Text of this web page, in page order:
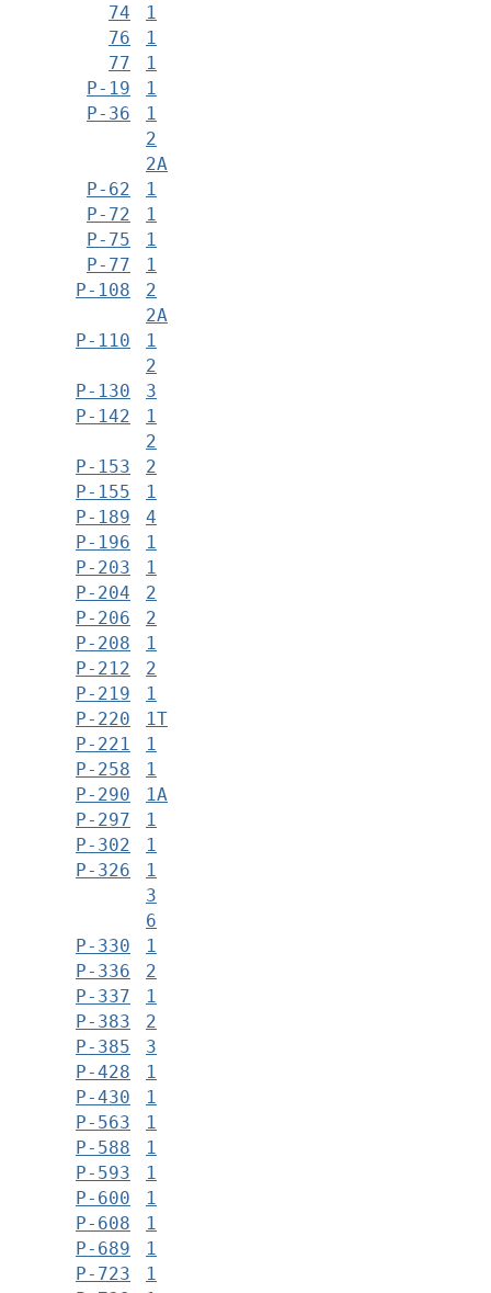
74
1
76
1
77
1
Р-19
1
Р-36
1
2
2А
Р-62
1
Р-72
1
Р-75
1
Р-77
1
Р-108
2
2А
Р-110
1
2
Р-130
3
Р-142
1
2
Р-153
2
Р-155
1
Р-189
4
Р-196
1
Р-203
1
Р-204
2
Р-206
2
Р-208
1
Р-212
2
Р-219
1
Р-220
1Т
Р-221
1
Р-258
1
Р-290
1А
Р-297
1
Р-302
1
Р-326
1
3
6
Р-330
1
Р-336
2
Р-337
1
Р-383
2
Р-385
3
Р-428
1
Р-430
1
Р-563
1
Р-588
1
Р-593
1
Р-600
1
Р-608
1
Р-689
1
Р-723
1